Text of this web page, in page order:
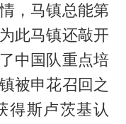
，马镇总能第
此马镇还敲开
中国队重点培
被申花召回之
得斯卢茨基认